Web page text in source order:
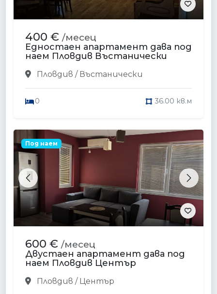
400 € /месец
Едностаен апартамент дава под
наем Пловдив Въстанически
Пловдив / Въстанически
0 36.00 кв.м
Previous Next
Под наем
600 € /месец
Двустаен апартамент дава под
наем Пловдив Център
Пловдив / Център